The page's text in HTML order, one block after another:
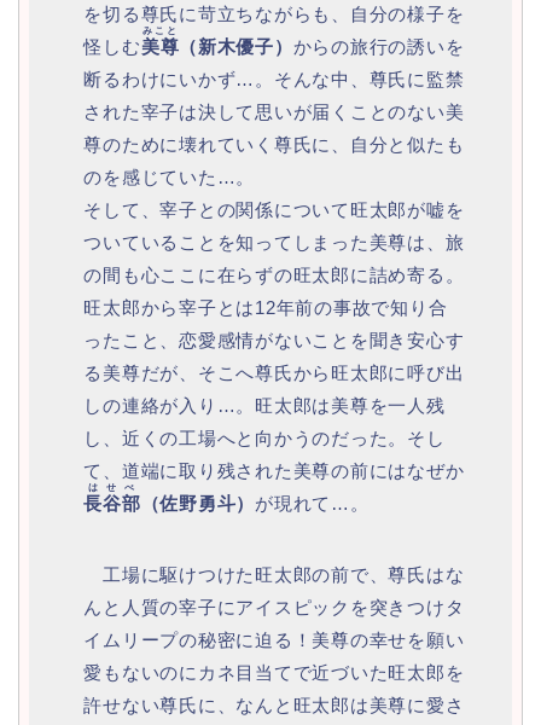
を切る尊氏に苛立ちながらも、自分の様子を
怪しむ美尊
みこと
（新木優子） からの旅行の誘いを
断るわけにいかず…。そんな中、尊氏に監禁
された宰子は決して思いが届くことのない美
尊のために壊れていく尊氏に、自分と似たも
のを感じていた…。
そして、宰子との関係について旺太郎が嘘を
ついていることを知ってしまった美尊は、旅
の間も心ここに在らずの旺太郎に詰め寄る。
旺太郎から宰子とは12年前の事故で知り合
ったこと、恋愛感情がないことを聞き安心す
る美尊だが、そこへ尊氏から旺太郎に呼び出
しの連絡が入り…。旺太郎は美尊を一人残
し、近くの工場へと向かうのだった。そし
て、道端に取り残された美尊の前にはなぜか
長谷部
はせべ
（佐野勇斗） が現れて…。
工場に駆けつけた旺太郎の前で、尊氏はな
んと人質の宰子にアイスピックを突きつけタ
イムリープの秘密に迫る！美尊の幸せを願い
愛もないのにカネ目当てで近づいた旺太郎を
許せない尊氏に、なんと旺太郎は美尊に愛さ